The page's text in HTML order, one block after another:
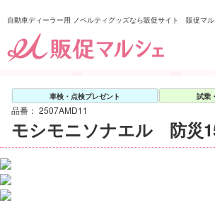
自動車ディーラー用 ノベルティグッズなら販促サイト 販促マル
車検・点検プレゼント 試乗
品番： 2507AMD11
モシモニソナエル 防災